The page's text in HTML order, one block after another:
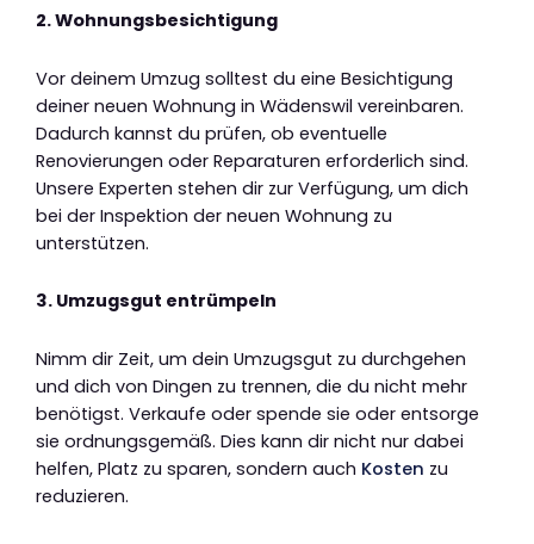
2. Wohnungsbesichtigung
Vor deinem Umzug solltest du eine Besichtigung
deiner neuen Wohnung in Wädenswil vereinbaren.
Dadurch kannst du prüfen, ob eventuelle
Renovierungen oder Reparaturen erforderlich sind.
Unsere Experten stehen dir zur Verfügung, um dich
bei der Inspektion der neuen Wohnung zu
unterstützen.
3. Umzugsgut entrümpeln
Nimm dir Zeit, um dein Umzugsgut zu durchgehen
und dich von Dingen zu trennen, die du nicht mehr
benötigst. Verkaufe oder spende sie oder entsorge
sie ordnungsgemäß. Dies kann dir nicht nur dabei
helfen, Platz zu sparen, sondern auch Kosten zu
reduzieren.